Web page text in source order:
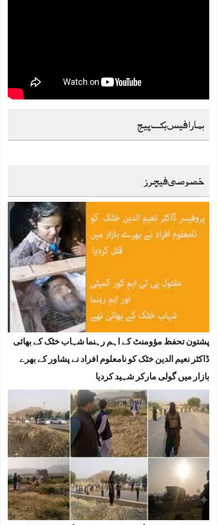
ہمارا فیس بک پیج
خصوصی فیچرز
پشتون تحفظ مؤومنٹ کے اہم رہنما شہاب خٹک کے بھائی
ڈاکٹر نعیم الدین خٹک کو نامعلوم افراد نے پشاور کے بھرے
بازار میں گولی مارکر شہید کردیا